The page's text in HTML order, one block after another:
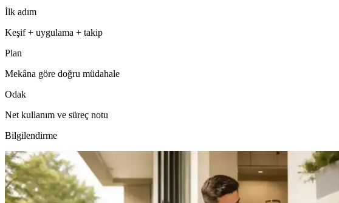
İlk adım
Keşif + uygulama + takip
Plan
Mekâna göre doğru müdahale
Odak
Net kullanım ve süreç notu
Bilgilendirme